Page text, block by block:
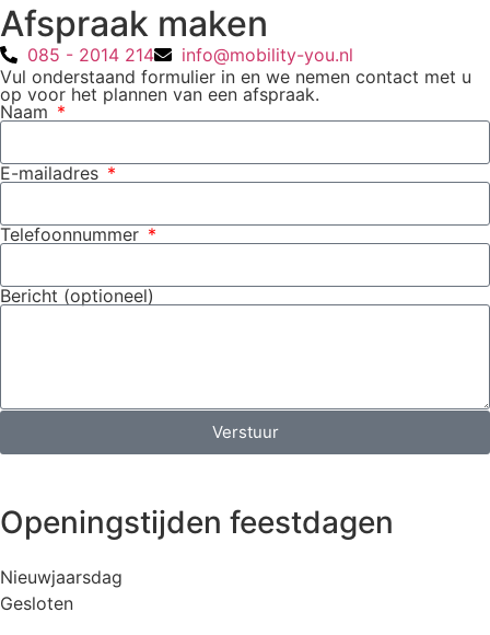
Afspraak maken
085 - 2014 214
info@mobility-you.nl
Vul onderstaand formulier in en we nemen contact met u
op voor het plannen van een afspraak.
Naam
E-mailadres
Telefoonnummer
Bericht (optioneel)
Verstuur
Openingstijden feestdagen
Nieuwjaarsdag
Gesloten